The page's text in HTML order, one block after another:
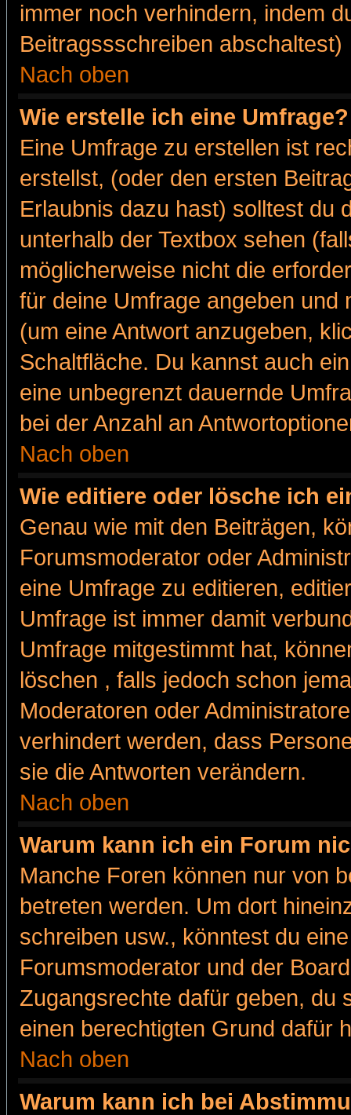
immer noch verhindern, indem
Beitragssschreiben abschaltest)
Nach oben
Wie erstelle ich eine Umfrage?
Eine Umfrage zu erstellen ist
erstellst, (oder den ersten
Erlaubnis dazu hast) solltest du
unterhalb der Textbox sehen
möglicherweise nicht die
für deine Umfrage angeben und
(um eine Antwort anzugeben,
Schaltfläche. Du kannst auch
eine unbegrenzt dauernde
bei der Anzahl an
Nach oben
Wie editiere oder lösche ich
Genau wie mit den Beiträgen,
Forumsmoderator oder
eine Umfrage zu editieren,
Umfrage ist immer damit
Umfrage mitgestimmt hat,
löschen , falls jedoch schon
Moderatoren oder
verhindert werden, dass
sie die Antworten verändern.
Nach oben
Warum kann ich ein Forum
Manche Foren können nur von
betreten werden. Um dort
schreiben usw., könntest du
Forumsmoderator und der
Zugangsrechte dafür geben, du
einen berechtigten Grund dafür
Nach oben
Warum kann ich bei